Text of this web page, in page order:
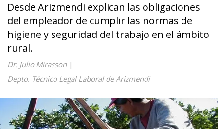
Desde Arizmendi explican las obligaciones
del empleador de cumplir las normas de
higiene y seguridad del trabajo en el ámbito
rural.
Dr. Julio Mirasson|
Depto. Técnico Legal Laboral de Arizmendi